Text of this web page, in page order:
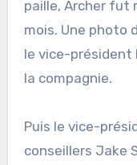
paille, Archer fut
mois. Une photo
le vice-président
la compagnie.
Puis le vice-
conseillers Jake